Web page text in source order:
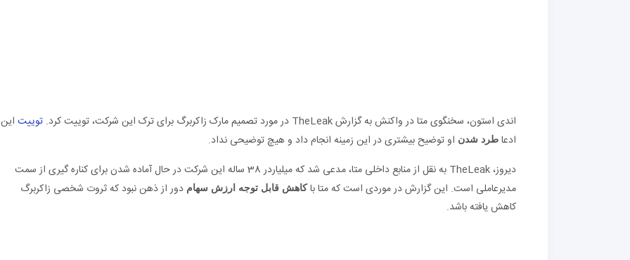
اندی استون، سخنگوی متا در واکنش به گزارش TheLeak در مورد تصمیم مارک زاکربرگ برای ترک این شرکت، توییت کرد. توییت این
ادعا طرد شدن او توضیح بیشتری در این زمینه انجام داد و هیچ توضیحی نداد.
دیروز، TheLeak به نقل از منابع داخلی متا، مدعی شد که میلیاردر 38 ساله این شرکت در حال آماده شدن برای کناره گیری از سمت
مدیرعاملی است. این گزارش در موردی است که متا باکاهش قابل توجه ارزش سهام دور از ذهن نبود که ثروت شخصی زاکربرگ
کاهش یافته باشد.